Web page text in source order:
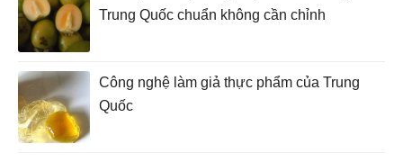
Trung Quốc chuẩn không cần chỉnh
Công nghệ làm giả thực phẩm của Trung
Quốc